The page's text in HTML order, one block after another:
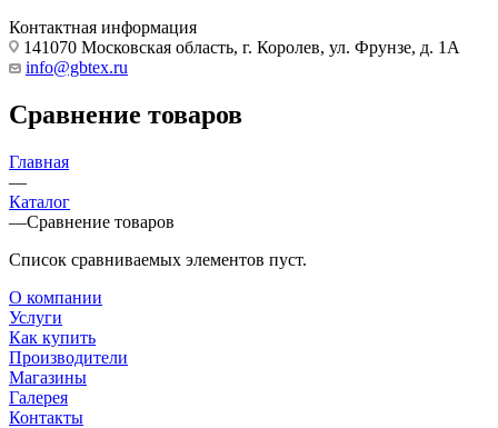
Контактная информация
141070 Московская область, г. Королев, ул. Фрунзе, д. 1А
info@gbtex.ru
Сравнение товаров
Главная
—
Каталог
—Сравнение товаров
Список сравниваемых элементов пуст.
О компании
Услуги
Как купить
Производители
Магазины
Галерея
Контакты